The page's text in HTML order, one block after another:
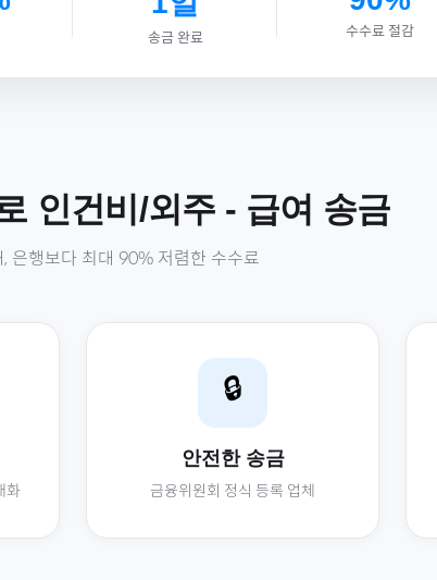
송금 완료 수수료 절감
인건비/외주 - 급여 송금
은행보다 최대 90% 저렴한 수수료
화
🔒
안전한 송금
금융위원회 정식 등록 업체